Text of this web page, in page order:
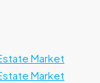
Market
Market